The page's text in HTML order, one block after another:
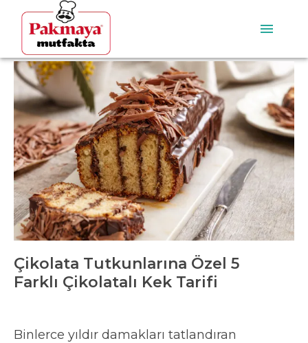
Çikolata Tutkunlarına Özel 5
Farklı Çikolatalı Kek Tarifi
Binlerce yıldır damakları tatlandıran